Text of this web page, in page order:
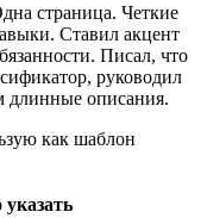
страница. Четкие
Ставил акцент
Писал, что
руководил
длинные описания.
как шаблон